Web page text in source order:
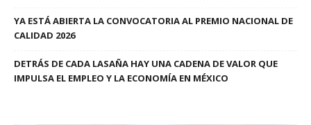
YA ESTÁ ABIERTA LA CONVOCATORIA AL PREMIO NACIONAL DE
CALIDAD 2026
DETRÁS DE CADA LASAÑA HAY UNA CADENA DE VALOR QUE
IMPULSA EL EMPLEO Y LA ECONOMÍA EN MÉXICO